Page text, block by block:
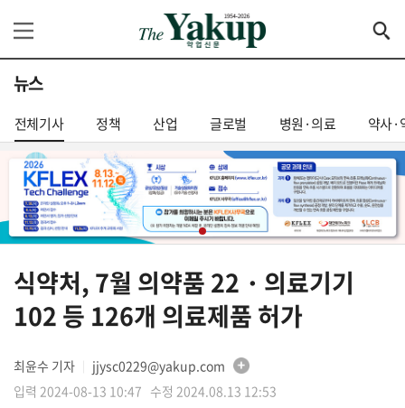
뉴스
전체기사 정책 산업 글로벌 병원·의료 약사·
식약처, 7월 의약품 22・의료기기
102 등 126개 의료제품 허가
최윤수 기자
jjysc0229@yakup.com
입력 2024-08-13 10:47 수정 2024.08.13 12:53